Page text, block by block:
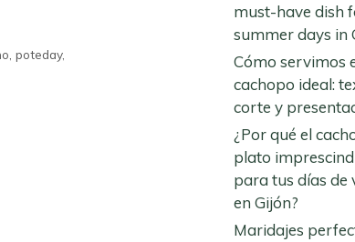
,poteday,
must-have dish
summer days in
Cómo servimos
cachopo ideal:
corte y
¿Por qué el
plato
para tus días de
en Gijón?
Maridajes